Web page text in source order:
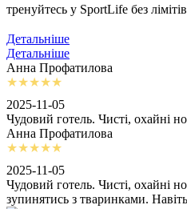
тренуйтесь у SportLife без
Детальніше
Детальніше
Анна Профатилова
2025-11-05
Чудовий готель. Чисті, охайні
Анна Профатилова
2025-11-05
Чудовий готель. Чисті,
зупинятись з тваринками.